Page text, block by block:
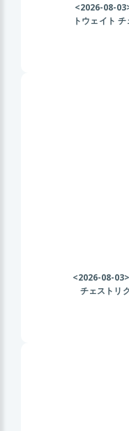
<2026-08-
トウェイト
<2026-08-03>
チェストリ